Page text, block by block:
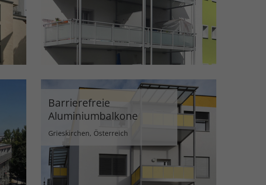
Barrierefreie
Aluminiumbalkone
Grieskirchen, Österreich